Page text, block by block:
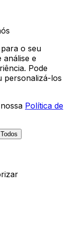
o seu
análise e
Pode
personalizá-los
Política de